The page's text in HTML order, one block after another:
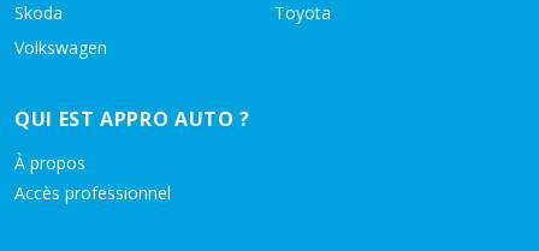
Skoda
Toyota
Volkswagen
QUI EST APPRO AUTO ?
À propos
Accès professionnel